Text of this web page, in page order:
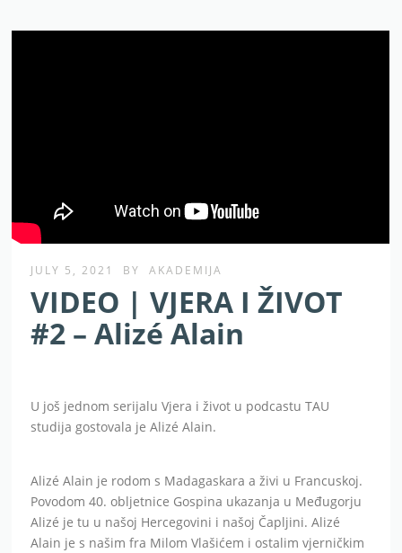
JULY 5, 2021 BY AKADEMIJA
VIDEO | VJERA I ŽIVOT
#2 – Alizé Alain
U još jednom serijalu Vjera i život u podcastu TAU
studija gostovala je Alizé Alain.
Alizé Alain je rodom s Madagaskara a živi u Francuskoj.
Povodom 40. obljetnice Gospina ukazanja u Međugorju
Alizé je tu u našoj Hercegovini i našoj Čapljini. Alizé
Alain je s našim fra Milom Vlašićem i ostalim vjerničkim